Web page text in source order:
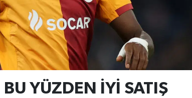
YÜZDEN İYİ SATIŞ